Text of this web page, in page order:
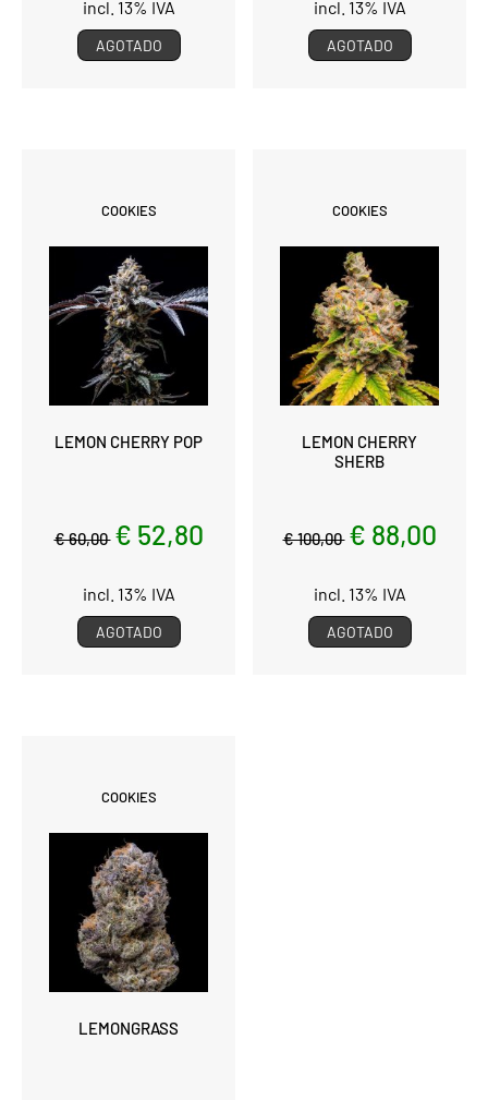
incl. 13% IVA
AGOTADO
incl. 13% IVA
AGOTADO
COOKIES
LEMON CHERRY POP
€ 60,00 € 52,80
incl. 13% IVA
AGOTADO
COOKIES
LEMON CHERRY
SHERB
€ 100,00 € 88,00
incl. 13% IVA
AGOTADO
COOKIES
LEMONGRASS